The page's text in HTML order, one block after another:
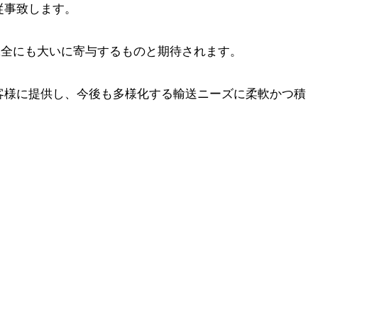
致します。
も大いに寄与するものと期待されます。
に提供し、今後も多様化する輸送ニーズに柔軟かつ積